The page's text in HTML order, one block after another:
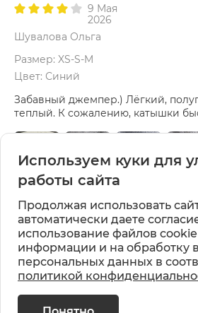
Используем куки для
работы сайта
Продолжая использовать
автоматически даете
использование файлов
информации и на обработку
персональных данных в
политикой
9 Мая
2026
Шувалова Ольга
Размер: XS-S-M
Цвет: Синий
Забавный джемпер.) Лёгкий,
теплый. К сожалению, катышки